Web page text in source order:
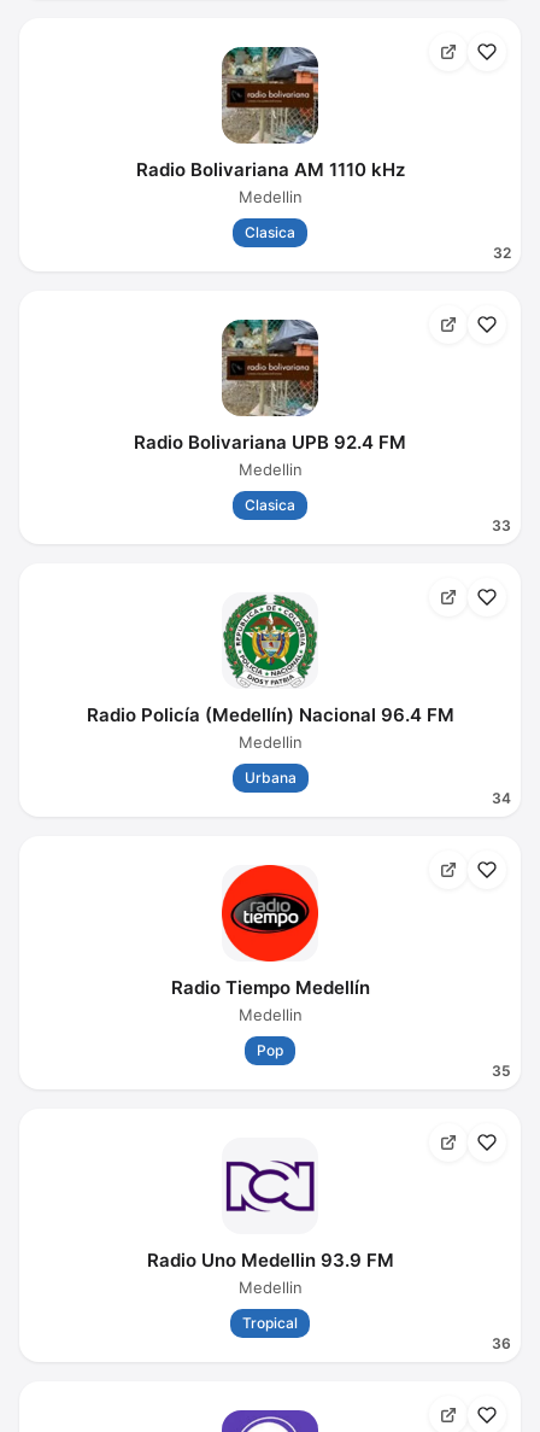
32
Radio Bolivariana AM 1110 kHz
Medellin
Clasica
33
Radio Bolivariana UPB 92.4 FM
Medellin
Clasica
34
Radio Policía (Medellín) Nacional 96.4 FM
Medellin
Urbana
35
Radio Tiempo Medellín
Medellin
Pop
36
Radio Uno Medellin 93.9 FM
Medellin
Tropical